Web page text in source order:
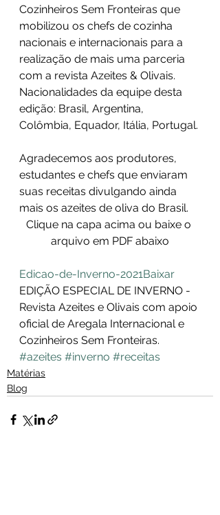
Cozinheiros Sem Fronteiras que
mobilizou os chefs de cozinha
nacionais e internacionais para a
realização de mais uma parceria
com a revista Azeites & Olivais.
Nacionalidades da equipe desta
edição: Brasil, Argentina,
Colômbia, Equador, Itália, Portugal.
Agradecemos aos produtores,
estudantes e chefs que enviaram
suas receitas divulgando ainda
mais os azeites de oliva do Brasil.
Clique na capa acima ou baixe o
arquivo em PDF abaixo
Edicao-de-Inverno-2021Baixar
EDIÇÃO ESPECIAL DE INVERNO -
Revista Azeites e Olivais com apoio
oficial de Aregala Internacional e
Cozinheiros Sem Fronteiras.
#azeites #inverno #receitas
Matérias
Blog